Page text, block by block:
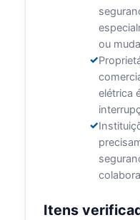
ou
elétrica
Itens